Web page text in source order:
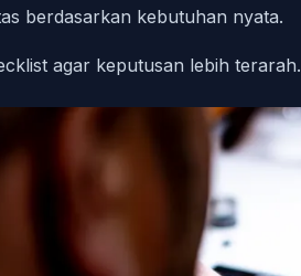
berdasarkan kebutuhan nyata.
agar keputusan lebih terarah.